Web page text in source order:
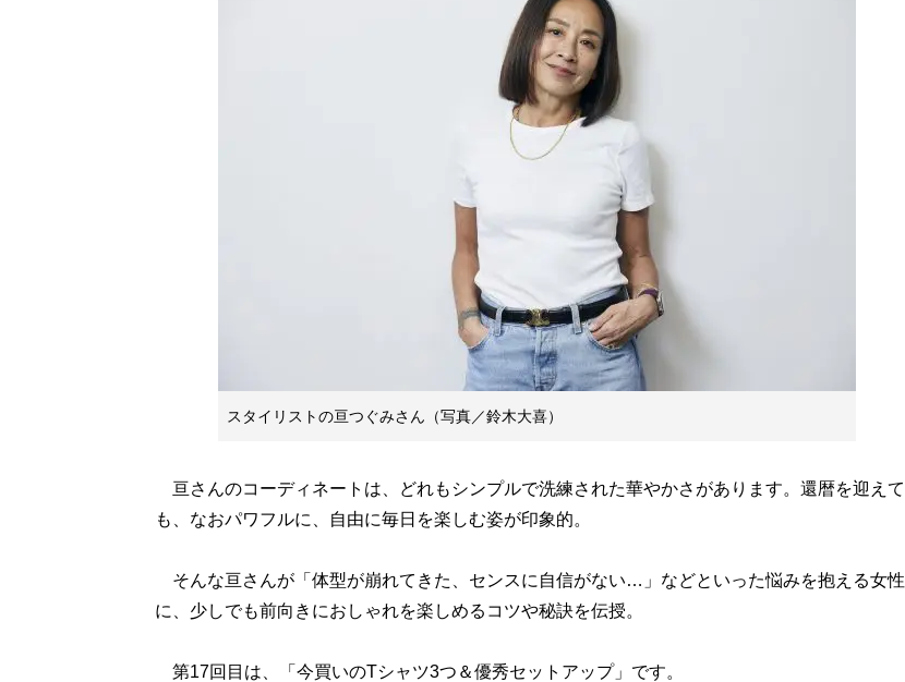
スタイリストの亘つぐみさん（写真／鈴木大喜）
亘さんのコーディネートは、どれもシンプルで洗練された華やかさがあります。還暦を迎えて
も、なおパワフルに、自由に毎日を楽しむ姿が印象的。
そんな亘さんが「体型が崩れてきた、センスに自信がない…」などといった悩みを抱える女性
に、少しでも前向きにおしゃれを楽しめるコツや秘訣を伝授。
第17回目は、「今買いのTシャツ3つ＆優秀セットアップ」です。